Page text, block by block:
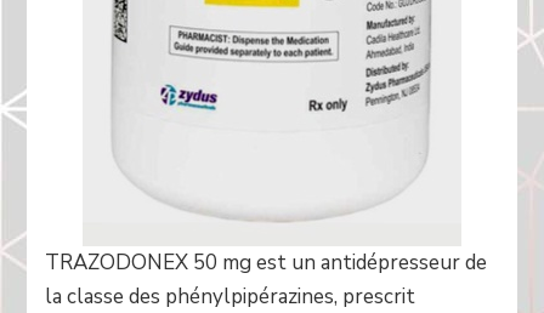
TRAZODONEX 50 mg est un antidépresseur de
la classe des phénylpipérazines, prescrit